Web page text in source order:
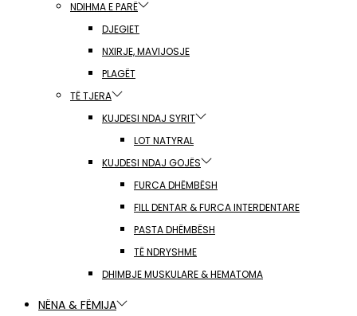
NDIHMA E PARË
DJEGIET
NXIRJE, MAVIJOSJE
PLAGËT
TË TJERA
KUJDESI NDAJ SYRIT
LOT NATYRAL
KUJDESI NDAJ GOJËS
FURCA DHËMBËSH
FILL DENTAR & FURCA INTERDENTARE
PASTA DHËMBËSH
TË NDRYSHME
DHIMBJE MUSKULARE & HEMATOMA
NËNA & FËMIJA